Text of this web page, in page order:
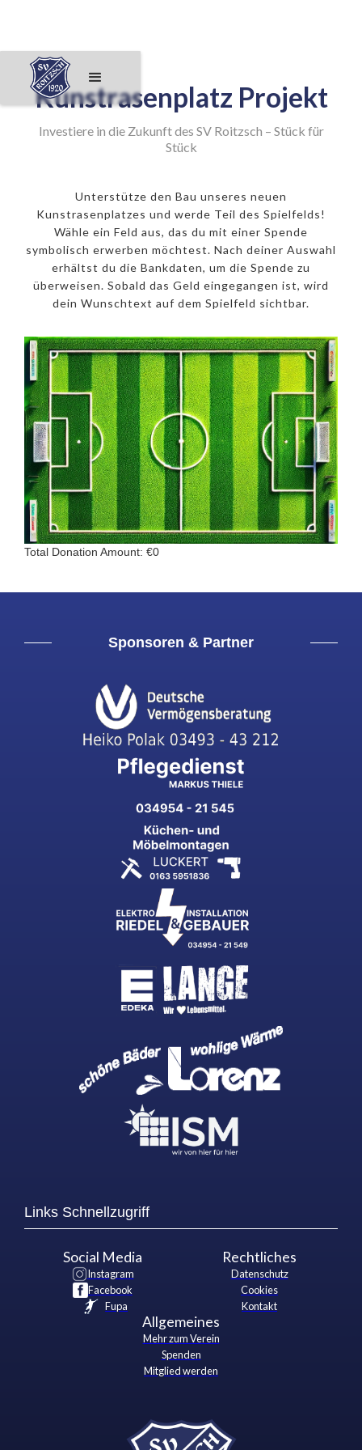
Kunstrasenplatz Projekt
Investiere in die Zukunft des SV Roitzsch – Stück für
Stück
Unterstütze den Bau unseres neuen
Kunstrasenplatzes und werde Teil des Spielfelds!
Wähle ein Feld aus, das du mit einer Spende
symbolisch erwerben möchtest. Nach deiner Auswahl
erhältst du die Bankdaten, um die Spende zu
überweisen. Sobald das Geld eingegangen ist, wird
dein Wunschtext auf dem Spielfeld sichtbar.
Total Donation Amount: €0
Sponsoren & Partner
Links Schnellzugriff
Social Media
Instagram
Facebook
Fupa
Rechtliches
Datenschutz
Cookies
Kontakt
Allgemeines
Mehr zum Verein
Spenden
Mitglied werden